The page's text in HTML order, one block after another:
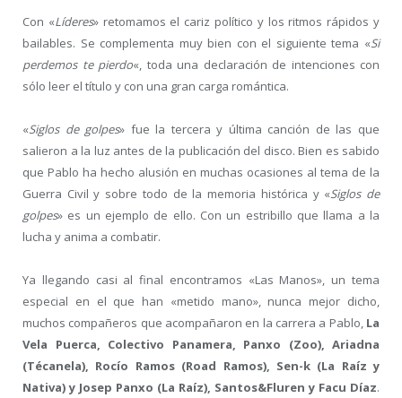
Con «Líderes» retomamos el cariz político y los ritmos rápidos y
bailables. Se complementa muy bien con el siguiente tema «Si
perdemos te pierdo«, toda una declaración de intenciones con
sólo leer el título y con una gran carga romántica.
«Siglos de golpes» fue la tercera y última canción de las que
salieron a la luz antes de la publicación del disco. Bien es sabido
que Pablo ha hecho alusión en muchas ocasiones al tema de la
Guerra Civil y sobre todo de la memoria histórica y «Siglos de
golpes» es un ejemplo de ello. Con un estribillo que llama a la
lucha y anima a combatir.
Ya llegando casi al final encontramos «Las Manos», un tema
especial en el que han «metido mano», nunca mejor dicho,
muchos compañeros que acompañaron en la carrera a Pablo, La
Vela Puerca, Colectivo Panamera, Panxo (Zoo), Ariadna
(Técanela), Rocío Ramos (Road Ramos), Sen-k (La Raíz y
Nativa) y Josep Panxo (La Raíz), Santos&Fluren y Facu Díaz.